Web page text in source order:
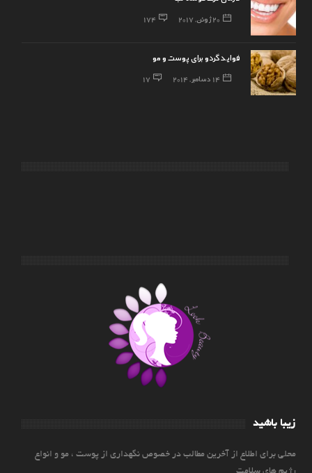
20 ژوئن, 2017 174
فواید گردو برای پوست و مو
14 دسامبر, 2014 17
زیبا باشید
محلی برای اطلاع از آخرین مطالب در خصوص نگهداری از پوست ، مو و انواع